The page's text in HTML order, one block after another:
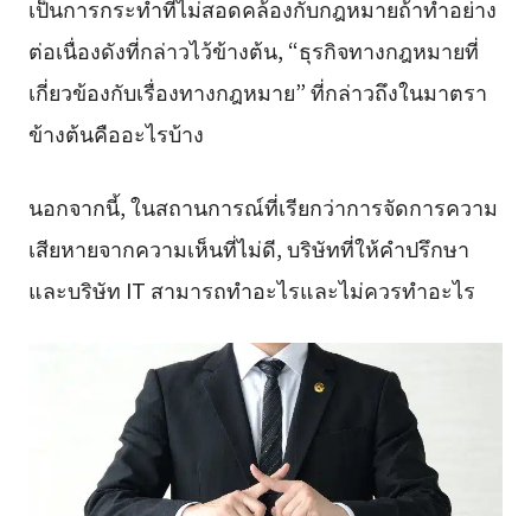
เป็นการกระทำที่ไม่สอดคล้องกับกฎหมายถ้าทำอย่าง
ต่อเนื่องดังที่กล่าวไว้ข้างต้น, “ธุรกิจทางกฎหมายที่
เกี่ยวข้องกับเรื่องทางกฎหมาย” ที่กล่าวถึงในมาตรา
ข้างต้นคืออะไรบ้าง
นอกจากนี้, ในสถานการณ์ที่เรียกว่าการจัดการความ
เสียหายจากความเห็นที่ไม่ดี, บริษัทที่ให้คำปรึกษา
และบริษัท IT สามารถทำอะไรและไม่ควรทำอะไร